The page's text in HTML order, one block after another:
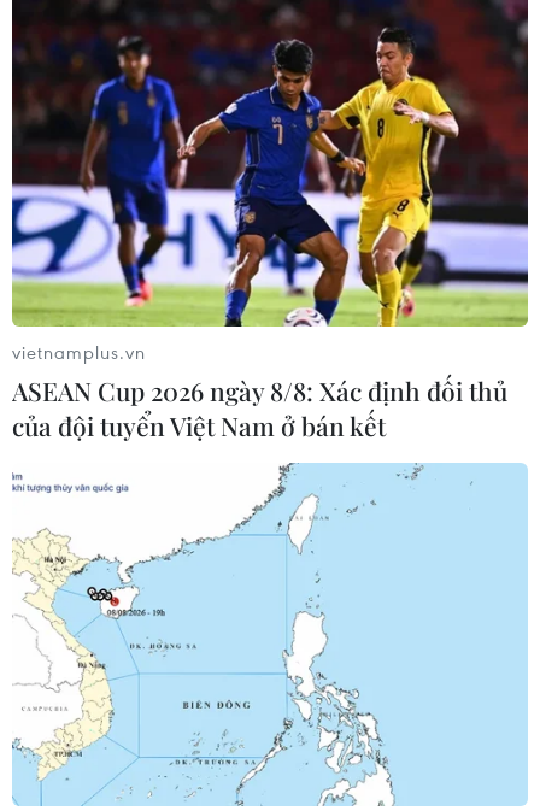
TIN LIÊN QUAN
Hành trình đưa TPBank trở thành ngân
hàng mạnh hàng đầu Việt Nam 2022
10/01/2023 09:44
Trong bảng xếp hạng 500 ngân hàng mạnh nhất châu
Á-Thái Bình Dương năm 2022 do tạp chí The Asian
Banker công bố, TPBank đứng thứ 61, tăng 143 bậc so
với năm ngoái và vượt qua nhiều ngân hàng khác.
vietnamplus.vn
ASEAN Cup 2026 ngày 8/8: Xác định đối thủ
của đội tuyển Việt Nam ở bán kết